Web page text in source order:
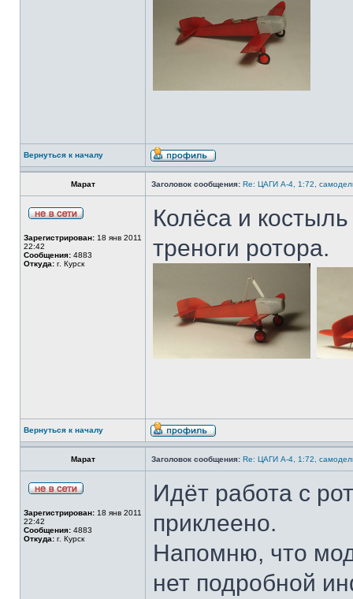
Вернуться к началу
Марат Заголовок сообщения: Re: ЦАГИ А-4, 1:72,
Зарегистрирован: 18 янв 2011
22:42
Сообщения: 4883
Откуда: г. Курск
Колёса и
треноги ротора.
Вернуться к началу
Марат Заголовок сообщения: Re: ЦАГИ А-4, 1:72,
Зарегистрирован: 18 янв 2011
22:42
Сообщения: 4883
Откуда: г. Курск
Идёт работа с
приклеено.
Напомню, что
нет подробной